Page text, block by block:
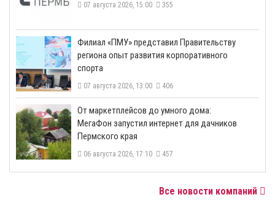
07 августа 2026, 15:00 355
​Филиал «ПМУ» представил Правительству
региона опыт развития корпоративного
спорта
07 августа 2026, 13:00 406
От маркетплейсов до умного дома:
МегаФон запустил интернет для дачников
Пермского края
06 августа 2026, 17:10 457
Все новости компаний